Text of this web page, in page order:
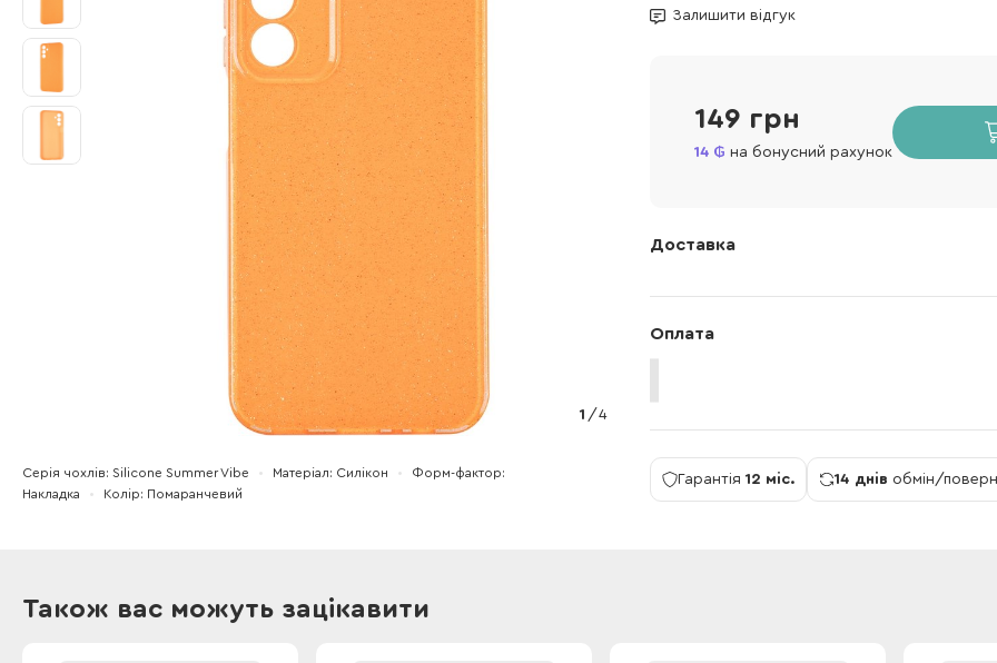
Залишити відгук
1 /4
Серія чохлів Silicone Summer Vibe Матеріал Силікон
Форм-фактор
Накладка
Колір Помаранчевий
149 грн
14 на бонусний рахунок
Доставка
Оплата
Гарантія 12 міс. 14 днів обмін/
Також вас можуть зацікавити